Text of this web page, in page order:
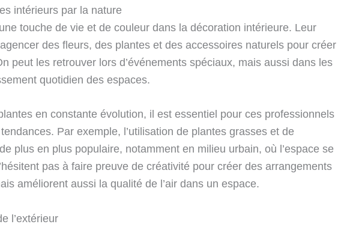
intérieurs par la nature
touche de vie et de couleur dans la décoration intérieure. Leur
des fleurs, des plantes et des accessoires naturels pour créer
peut les retrouver lors d’événements spéciaux, mais aussi dans les
quotidien des espaces.
en constante évolution, il est essentiel pour ces professionnels
Par exemple, l’utilisation de plantes grasses et de
plus en plus populaire, notamment en milieu urbain, où l’espace se
pas à faire preuve de créativité pour créer des arrangements
améliorent aussi la qualité de l’air dans un espace.
l’extérieur